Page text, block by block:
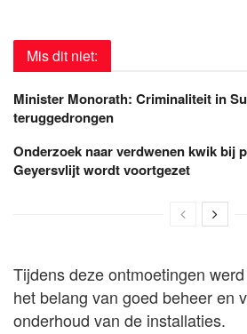
Mis dit niet:
Minister Monorath: Criminaliteit in
teruggedrongen
Onderzoek naar verdwenen kwik bij
Geyersvlijt wordt voortgezet
Tijdens deze ontmoetingen
het belang van goed beheer en
onderhoud van de installaties.